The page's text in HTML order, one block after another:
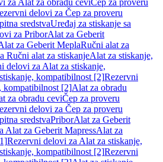
za Alat za obradu ceviČep za proveru
delovi za Čep za proveru
sredstvaUređaj za stiskanje sa
za PriborAlat za Geberit
za Geberit MeplaRučni alat za
Ručni alat za stiskanjeAlat za stiskanje,
delovi za Alat za stiskanje,
kompatibilnost [2]Rezervni
kompatibilnost [2]Alat za obradu
za obradu ceviČep za proveru
delovi za Čep za proveru
sredstvaPriborAlat za Geberit
Alat za Geberit MapressAlat za
Rezervni delovi za Alat za stiskanje,
kompatibilnost [2]Rezervni